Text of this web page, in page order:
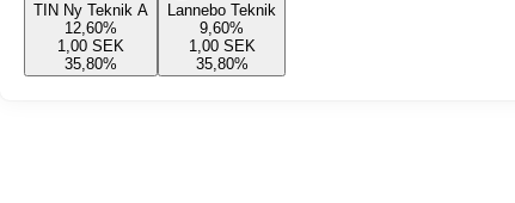
TIN Ny Teknik A
12,60%
1,00 SEK
35,80%
Lannebo Teknik
9,60%
1,00 SEK
35,80%